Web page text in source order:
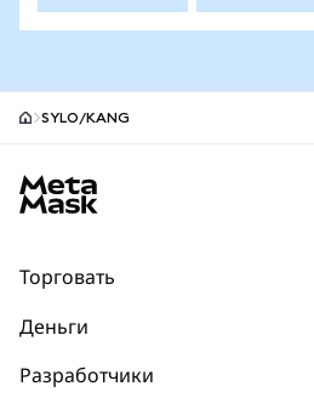
SYLO/KANG
Торговать
Прогнозы
Деньги
Разработчики